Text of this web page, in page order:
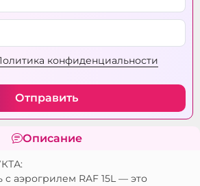
конфиденциальности
Отправить
Описание
с аэрогрилем RAF 15L — это